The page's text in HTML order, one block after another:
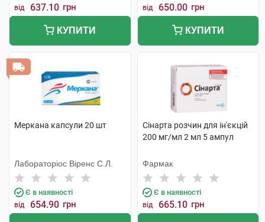
від 637.10 грн
КУПИТИ
від 650.00 грн
КУПИТИ
Меркана капсули 20 шт
Лабораторіос Віренс С.Л.
Є в наявності
від 654.90 грн
Сінарта розчин для ін'єкцій
200 мг/мл 2 мл 5 ампул
Фармак
Є в наявності
від 665.10 грн